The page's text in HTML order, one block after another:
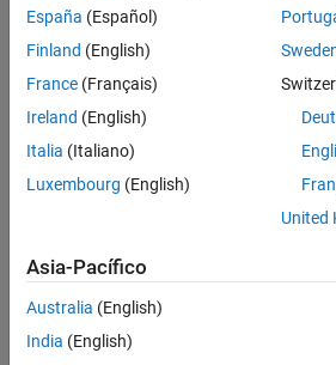
España (Español)
Finland (English)
France (Français)
Ireland (English)
Italia (Italiano)
Luxembourg (English)
United
Asia-Pacífico
Australia (English)
India (English)
© 1994-2026 The MathWorks, Inc.